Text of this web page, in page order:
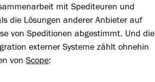
mit Spediteuren und
die Lösungen anderer Anbieter auf
von Speditionen abgestimmt. Und die
externer Systeme zählt ohnehin
vonScope: